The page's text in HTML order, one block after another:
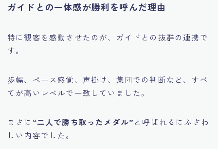
ガイドとの一体感が勝利を呼んだ理由
特に観客を感動させたのが、ガイドとの抜群の連携で
す。
歩幅、ペース感覚、声掛け、集団での判断など、すべ
てが高いレベルで一致していました。
まさに “二人で勝ち取ったメダル” と呼ばれるにふさわ
しい内容でした。